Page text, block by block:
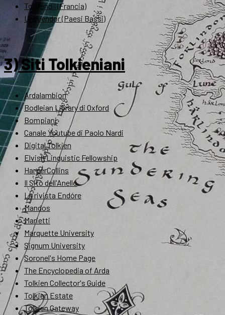
Tolkiendil (Francia)
Unquendor (Paesi Bassi)
3) Siti Tolkieniani
Ardalambion
Bodleian Library di Oxford
Bompiani
Canale Youtube di Paolo Nardi
Digital Tolkien
Elvish Linguistic Fellowship
HarperCollins
Il Sito dell'Anello
La rivista Endóre
Mandos
Marietti
Marquette University
Signum University
Soronel's Home Page
The Encyclopedia of Arda
Tolkien Collector's Guide
Tolkien Estate
Tolkien Gateway